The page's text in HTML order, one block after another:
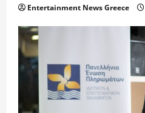
Entertainment News Greece